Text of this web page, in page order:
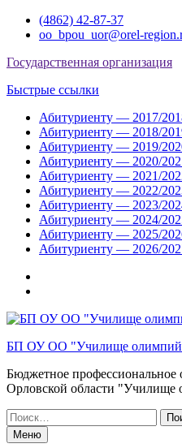
Перейти(4862) 42-87-37
oo_bpou_uor@orel-
Государственная организация
Быстрые ссылки
Абитуриенту — 2017/
Абитуриенту — 2018/
Абитуриенту — 2019/
Абитуриенту — 2020/
Абитуриенту — 2021/
Абитуриенту — 2022/
Абитуриенту — 2023/
Абитуриенту — 2024/
Абитуриенту — 2025/
Абитуриенту — 2026/
Одноклассниках
БП ОУ ОО "Училище
Бюджетное профессиональное
Орловской области "Училище
Искать:
Меню